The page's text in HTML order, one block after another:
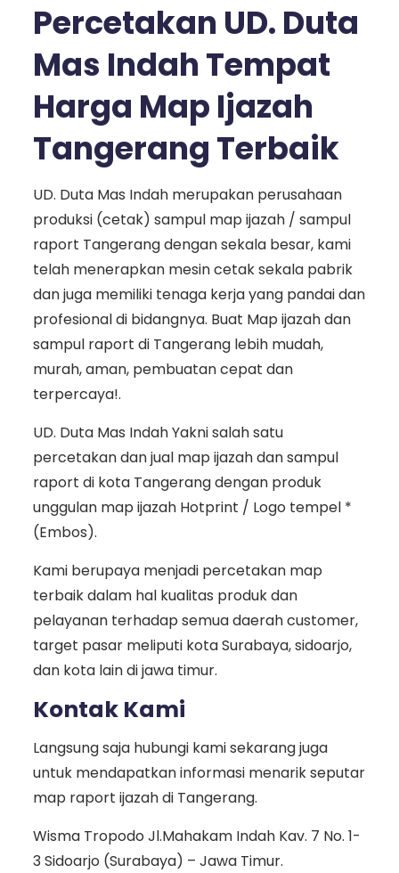
Percetakan UD. Duta
Mas Indah Tempat
Harga Map Ijazah
Tangerang Terbaik
UD. Duta Mas Indah merupakan perusahaan
produksi (cetak) sampul map ijazah / sampul
raport Tangerang dengan sekala besar, kami
telah menerapkan mesin cetak sekala pabrik
dan juga memiliki tenaga kerja yang pandai dan
profesional di bidangnya. Buat Map ijazah dan
sampul raport di Tangerang lebih mudah,
murah, aman, pembuatan cepat dan
terpercaya!.
UD. Duta Mas Indah Yakni salah satu
percetakan dan jual map ijazah dan sampul
raport di kota Tangerang dengan produk
unggulan map ijazah Hotprint / Logo tempel *
(Embos).
Kami berupaya menjadi percetakan map
terbaik dalam hal kualitas produk dan
pelayanan terhadap semua daerah customer,
target pasar meliputi kota Surabaya, sidoarjo,
dan kota lain di jawa timur.
Kontak Kami
Langsung saja hubungi kami sekarang juga
untuk mendapatkan informasi menarik seputar
map raport ijazah di Tangerang.
Wisma Tropodo Jl.Mahakam Indah Kav. 7 No. 1-
3 Sidoarjo (Surabaya) – Jawa Timur.